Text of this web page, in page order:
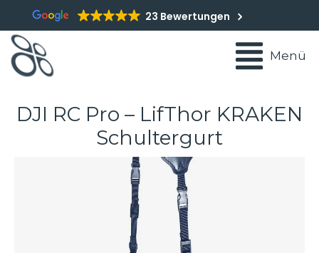
23 Bewertungen
Menü
DJI RC Pro – LifThor KRAKEN
Schultergurt